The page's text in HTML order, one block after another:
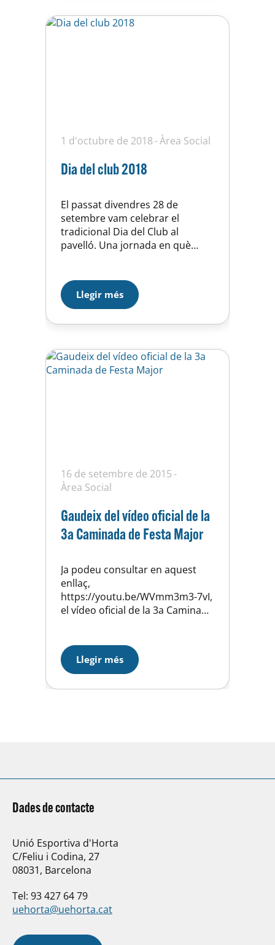
1 d'octubre de 2018 Àrea Social
Dia del club 2018
El passat divendres 28 de
setembre vam celebrar el
tradicional Dia del Club al
pavelló. Una jornada en què
esportistes de la temporada
2017-2018 així com els socis que
fan anys amb nosaltres. Aquesta
vegada hem pogut gaudir de dos
Maria Laguna, campiona…
Llegir més
16 de setembre de 2015
Àrea Social
Gaudeix del vídeo oficial de la
3a Caminada de Festa Major
Ja podeu consultar en aquest
enllaç,
https://youtu.be/WVmm3m3-7vI,
el vídeo oficial de la 3a Caminada
setembre. L’edició va reunir un
total de 410 inscrits, màxima
afluència registrada a la història
de la prova, que per primera
Llegir més
Dades de contacte
Unió Esportiva d'Horta
C/Feliu i Codina, 27
08031, Barcelona
Tel: 93 427 64 79
uehorta@uehorta.cat